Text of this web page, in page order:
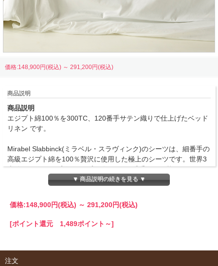
価格:148,900円(税込) ～ 291,200円(税込)
商品説明
商品説明
エジプト綿100％を300TC、120番手サテン織りで仕上げたベッド
リネン です。
Mirabel Slabbinck(ミラベル・スラヴィンク)のシーツは、細番手の
高級エジプト綿を100％贅沢に使用した極上のシーツです。世界3
大綿の1つである高級エジプト綿と、120番手という驚きの細さを
持った糸で織り上げられたシーツは、カシミアのように柔らか
さ、風合いの良さから、一度使い始めると、その心地よさにやみ
つきです。
リューム感があり、機械ミシンでは出せない、手作業ならではの
風合いが魅力。祭服メーカーとして代々伝承された確かな刺繍技
▼ 商品説明の続きを見る ▼
価格:148,900円(税込) ～ 291,200円(税込)
[ポイント還元 1,489ポイント～]
注文